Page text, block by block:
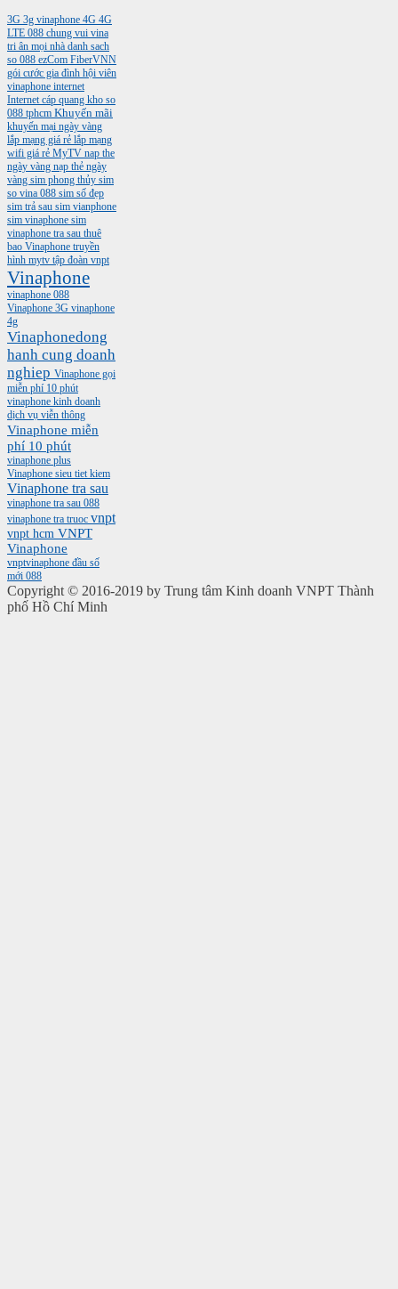
3G 3g vinaphone 4G 4G
LTE 088 chung vui vina
tri ân mọi nhà danh sach
so 088 ezCom FiberVNN
gói cước gia đình hội viên
vinaphone internet
Internet cáp quang kho so
088 tphcm Khuyến mãi
khuyến mại ngày vàng
lắp mạng giá rẻ lắp mạng
wifi giá rẻ MyTV nap the
ngày vàng nạp thẻ ngày
vàng sim phong thủy sim
so vina 088 sim số đẹp
sim trả sau sim vianphone
sim vinaphone sim
vinaphone tra sau thuê
bao Vinaphone truyền
hình mytv tập đoàn vnpt
Vinaphone
vinaphone 088
Vinaphone 3G vinaphone
4g
Vinaphonedong
hanh cung doanh
nghiep Vinaphone gọi
miễn phí 10 phút
vinaphone kinh doanh
dịch vụ viễn thông
Vinaphone miễn
phí 10 phút
vinaphone plus
Vinaphone sieu tiet kiem
Vinaphone tra sau
vinaphone tra sau 088
vinaphone tra truoc vnpt
vnpt hcm VNPT
Vinaphone
vnptvinaphone đầu số
mới 088
Copyright © 2016-2019 by Trung tâm Kinh doanh VNPT Thành
phố Hồ Chí Minh